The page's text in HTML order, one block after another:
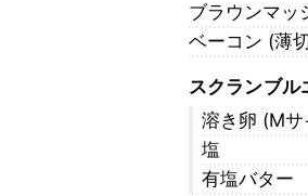
ブラウンマッ
ベーコン (薄
スクランブル
溶き卵 (Mサ
塩
有塩バター